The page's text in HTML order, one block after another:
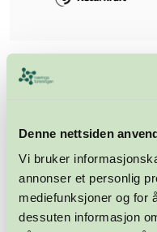
Denne nettsiden
Vi bruker
annonser et personlig
mediefunksjoner og for
dessuten informasjon